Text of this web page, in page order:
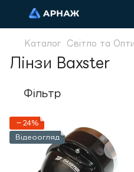
Каталог Світло та
Лінзи Baxster
Фільтр
−24%
Відеоогляд